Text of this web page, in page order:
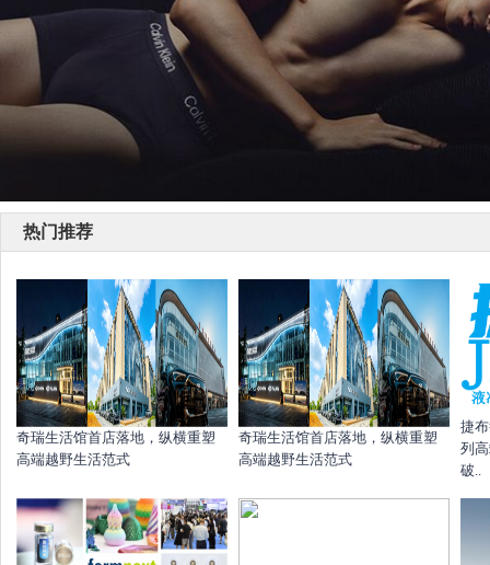
热门推荐
奇瑞生活馆首店落地，纵横重塑
高端越野生活范式
奇瑞生活馆首店落地，纵横重塑
高端越野生活范式
捷
列
破..